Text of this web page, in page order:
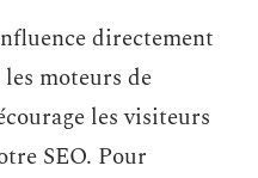
directement
moteurs de
les visiteurs
SEO. Pour